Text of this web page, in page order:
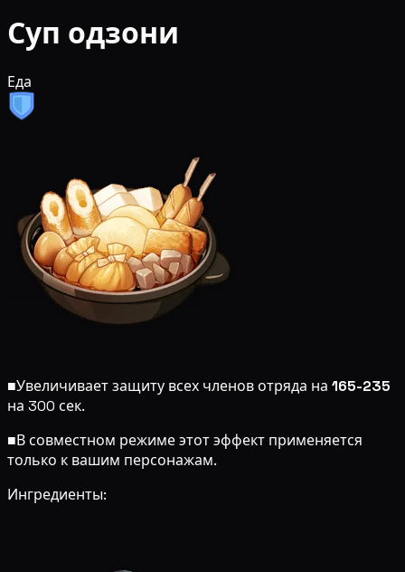
Суп одзони
Еда
■Увеличивает защиту всех членов отряда на 165-235
на 300 сек.
■В совместном режиме этот эффект применяется
только к вашим персонажам.
Ингредиенты: